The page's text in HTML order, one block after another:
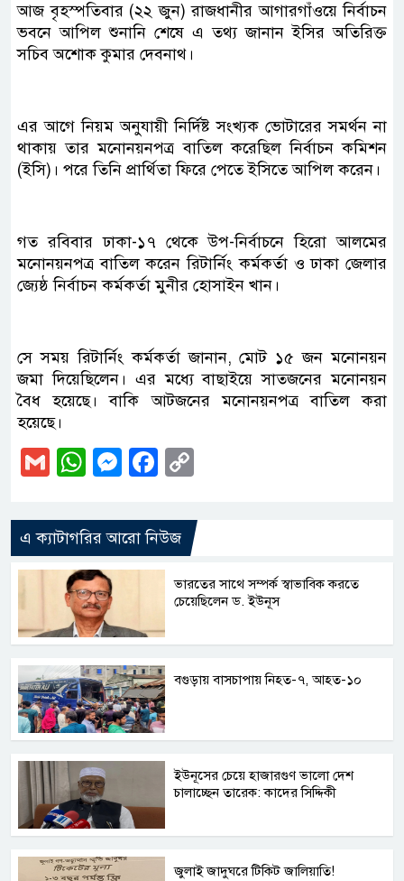
আজ বৃহস্পতিবার (২২ জুন) রাজধানীর আগারগাঁওয়ে নির্বাচন
ভবনে আপিল শুনানি শেষে এ তথ্য জানান ইসির অতিরিক্ত
সচিব অশোক কুমার দেবনাথ।
এর আগে নিয়ম অনুযায়ী নির্দিষ্ট সংখ্যক ভোটারের সমর্থন না
থাকায় তার মনোনয়নপত্র বাতিল করেছিল নির্বাচন কমিশন
(ইসি)। পরে তিনি প্রার্থিতা ফিরে পেতে ইসিতে আপিল করেন।
গত রবিবার ঢাকা-১৭ থেকে উপ-নির্বাচনে হিরো আলমের
মনোনয়নপত্র বাতিল করেন রিটার্নিং কর্মকর্তা ও ঢাকা জেলার
জ্যেষ্ঠ নির্বাচন কর্মকর্তা মুনীর হোসাইন খান।
সে সময় রিটার্নিং কর্মকর্তা জানান, মোট ১৫ জন মনোনয়ন
জমা দিয়েছিলেন। এর মধ্যে বাছাইয়ে সাতজনের মনোনয়ন
বৈধ হয়েছে। বাকি আটজনের মনোনয়নপত্র বাতিল করা
হয়েছে।
GmailWhatsApp
Messenger
Facebook
এ ক্যাটাগরির আরো নিউজ
ভারতের সাথে সম্পর্ক স্বাভাবিক করতে
চেয়েছিলেন ড. ইউনূস
বগুড়ায় বাসচাপায় নিহত-৭, আহত-১০
ইউনূসের চেয়ে হাজারগুণ ভালো দেশ
চালাচ্ছেন তারেক: কাদের সিদ্দিকী
জুলাই জাদুঘরে টিকিট জালিয়াতি!